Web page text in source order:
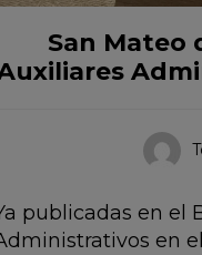
San Mateo
publicadas en el
en